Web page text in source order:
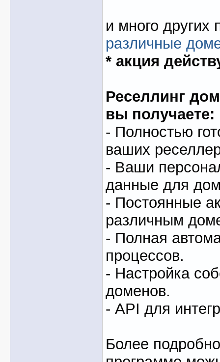
и много других
различные
* акция
Реселлинг
вы получаете:
- Полностью
ваших
- Ваши
данные для
- Постоянные
различным
- Полная
процессов.
- Настройка
доменов.
- API для
Более